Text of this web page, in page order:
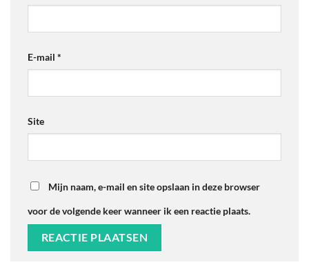
E-mail *
Site
Mijn naam, e-mail en site opslaan in deze browser
voor de volgende keer wanneer ik een reactie plaats.